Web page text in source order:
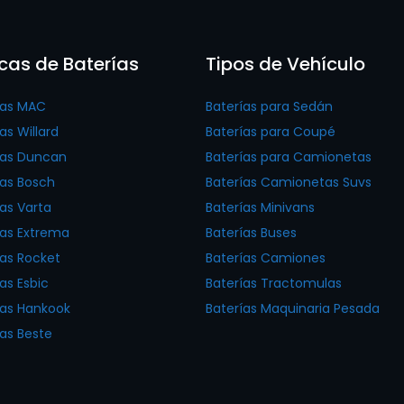
de Baterías
MAC
Willard
Duncan
Bosch
Varta
Extrema
Rocket
Esbic
Hankook
Beste
Tipos de Vehículo
Baterías para Sedán
Baterías para Coupé
Baterías para Camionetas
Baterías Camionetas Suvs
Baterías Minivans
Baterías Buses
Baterías Camiones
Baterías Tractomulas
Baterías Maquinaria Pesada